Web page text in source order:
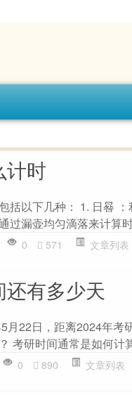
计时
括以下几种： 1. 日晷
过漏壶均匀滴落来计算
0 571 文章列表
有多少天
月22日，距离2024年
考研时间通常是如何计
0 890 文章列表